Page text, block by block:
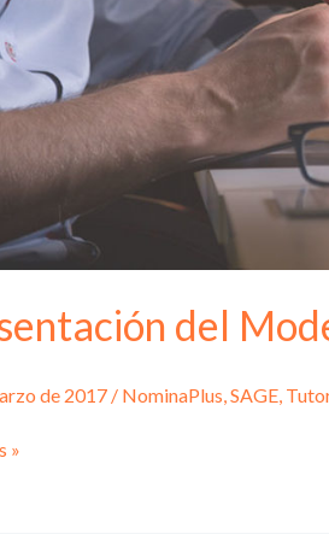
del
de 2017 / NominaPlus SAGE
»